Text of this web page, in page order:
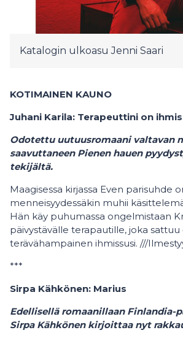
Katalogin ulkoasu Jenni Saari
KOTIMAINEN KAUNO
Juhani Karila: Terapeuttini on
Odotettu uutuusromaani valtavan
saavuttaneen Pienen hauen
tekijältä.
Maagisessa kirjassa Even parisuhde
menneisyydessäkin muhii
Hän käy puhumassa ongelmistaan
päivystävälle terapautille, joka sattuu
terävähampainen ihmissusi. ///
***
Sirpa Kähkönen: Marius
Edellisellä romaanillaan Finlandia-
Sirpa Kähkönen kirjoittaa nyt